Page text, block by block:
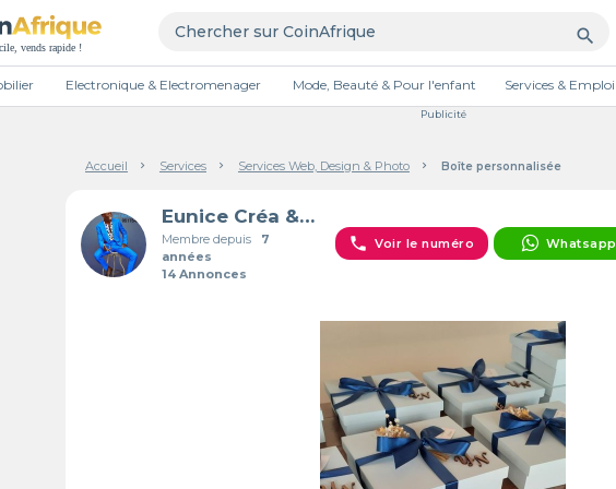
search
Electronique & Electromenager Mode, Beauté & Pour l'enfant Services & Emploi
Publicité
Accueil Services Services Web, Design & Photo Boîte personnalisée
Eunice Créa & Event's Agence
Membre depuis7
années
14 Annonces
phone Voir le numéro Whatsapp